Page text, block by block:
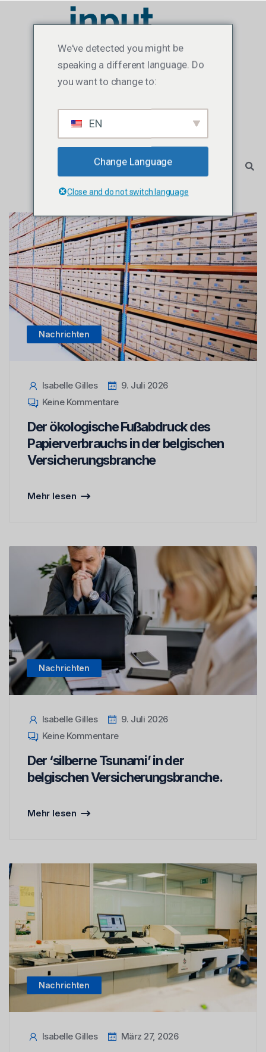
Nachrichten
Isabelle Gilles
9. Juli 2026
Keine Kommentare
Der ökologische Fußabdruck des
Papierverbrauchs in der belgischen
Versicherungsbranche
Mehr lesen
Nachrichten
Isabelle Gilles
9. Juli 2026
Keine Kommentare
Der ‘silberne Tsunami’ in der
belgischen Versicherungsbranche.
Mehr lesen
Nachrichten
Isabelle Gilles März 27, 2026
We've detected you might be
speaking a different language. Do
you want to change to:
EN
Change Language
Close and do not switch language